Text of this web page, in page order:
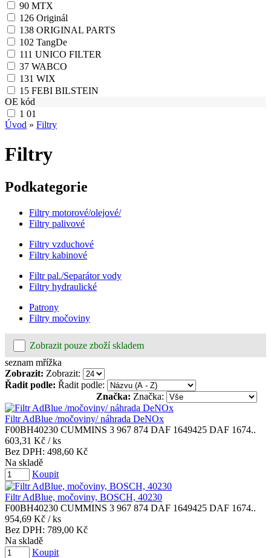
90 MTX
126 Originál
138 ORIGINAL PARTS
102 TangDe
111 UNICO FILTER
37 WABCO
131 WIX
15 FEBI BILSTEIN
OE kód
1 01
Úvod » Filtry
Filtry
Podkategorie
Filtry motorové/olejové/
Filtry palivové
Filtry vzduchové
Filtry kabinové
Filtr pal./Separátor vody
Filtry hydraulické
Patrony
Filtry močoviny
Zobrazit pouze zboží skladem
seznam mřížka
Zobrazit: Zobrazit:
Řadit podle: Řadit podle:
Značka: Značka:
Filtr AdBlue /močoviny/ náhrada DeNOx
F00BH40230 CUMMINS 3 967 874 DAF 1649425 DAF 1674..
603,31 Kč / ks
Bez DPH: 498,60 Kč
Na skladě
Koupit
Filtr AdBlue, močoviny, BOSCH, 40230
F00BH40230 CUMMINS 3 967 874 DAF 1649425 DAF 1674..
954,69 Kč / ks
Bez DPH: 789,00 Kč
Na skladě
Koupit